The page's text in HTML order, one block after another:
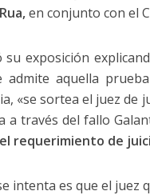
en conjunto con el
su exposición
admite aquella
«se sortea el juez de
a través del fallo
requerimiento de
intenta es que el juez